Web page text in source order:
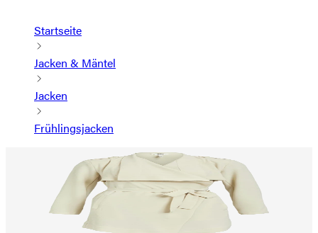
Startseite
Jacken & Mäntel
Jacken
Frühlingsjacken